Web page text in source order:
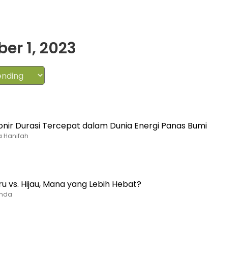
1, 2023
Durasi Tercepat dalam Dunia Energi Panas Bumi
Hanifah
vs. Hijau, Mana yang Lebih Hebat?